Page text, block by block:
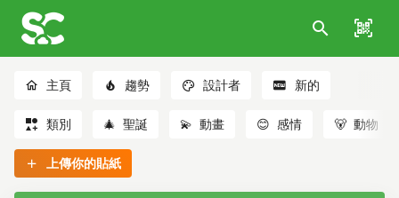
主頁 趨勢 設計者 新的
類別 🎄 聖誕 💫 動畫 😊 感情 🐻 動物
上傳你的貼紙